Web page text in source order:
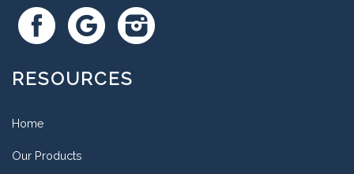
RESOURCES
Home
Our Products